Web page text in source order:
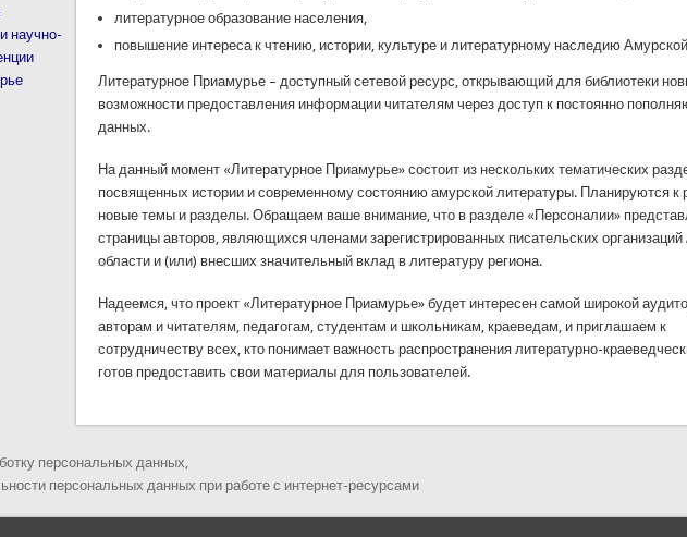
литературное образование населения,
повышение интереса к чтению, истории, культуре и литературному наследию
Литературное Приамурье – доступный сетевой ресурс, открывающий для библиотеки
возможности предоставления информации читателям через доступ к постоянно
данных.
На данный момент «Литературное Приамурье» состоит из нескольких тематических
посвященных истории и современному состоянию амурской литературы. Планируются к
новые темы и разделы. Обращаем ваше внимание, что в разделе «Персоналии»
страницы авторов, являющихся членами зарегистрированных писательских
области и (или) внесших значительный вклад в литературу региона.
Надеемся, что проект «Литературное Приамурье» будет интересен самой широкой
авторам и читателям, педагогам, студентам и школьникам, краеведам, и приглашаем к
сотрудничеству всех, кто понимает важность распространения литературно-
готов предоставить свои материалы для пользователей.
научно-
персональных данных,
персональных данных при работе с интернет-ресурсами